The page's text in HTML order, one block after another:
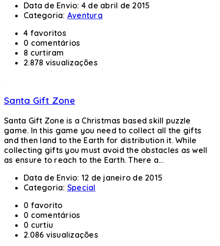
Data de Envio: 4 de abril de 2015
Categoria: Aventura
4 favoritos
0 comentários
8 curtiram
2.878 visualizações
Santa Gift Zone
Santa Gift Zone is a Christmas based skill puzzle
game. In this game you need to collect all the gifts
and then land to the Earth for distribution it. While
collecting gifts you must avoid the obstacles as well
as ensure to reach to the Earth. There a...
Data de Envio: 12 de janeiro de 2015
Categoria: Special
0 favorito
0 comentários
0 curtiu
2.086 visualizações